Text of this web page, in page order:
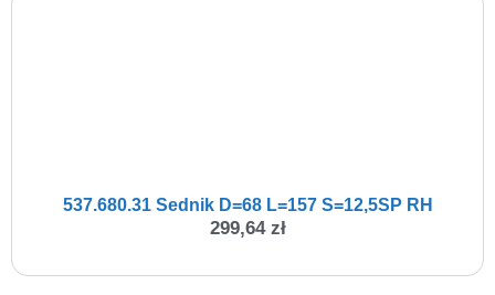
537.680.31 Sednik D=68 L=157 S=12,5SP RH
299,64 zł